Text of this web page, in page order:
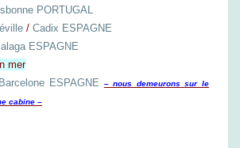
N
É
E
PORTUGAL
/ Cadix ESPAGNE
ESPAGNE
mer
Barcelone ESPAGNE – nous demeurons sur le
cabine –